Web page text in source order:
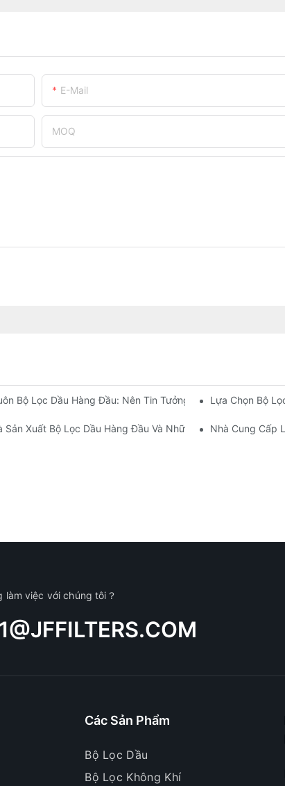
E-Mail
MOQ
Bộ Lọc Dầu Hàng Đầu: Nên Tin Tưởng Ai? Lựa Chọn Bộ
Sản Xuất Bộ Lọc Dầu Hàng Đầu Và Những Cải Tiến Của Họ
Nhà Cung Cấp
làm việc với chúng tôi？
Các Sản Phẩm
Bộ Lọc Dầu
Bộ Lọc Không Khí